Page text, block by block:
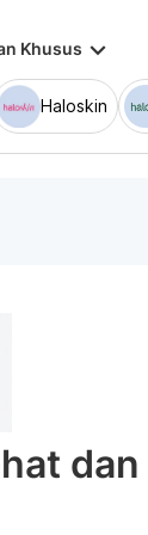
Khusus keyboard_arrow_down
Haloskin
dan